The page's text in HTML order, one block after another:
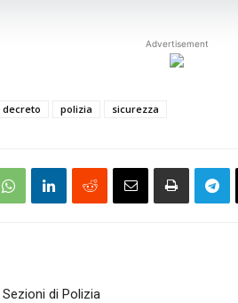
Advertisement
decreto polizia sicurezza
di Polizia